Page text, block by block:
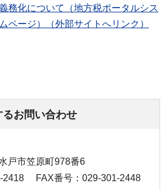
務化について（地方税ポータルシス
ページ）（外部サイトへリンク）
お問い合わせ
戸市笠原町978番6
2418
FAX番号：029-301-2448